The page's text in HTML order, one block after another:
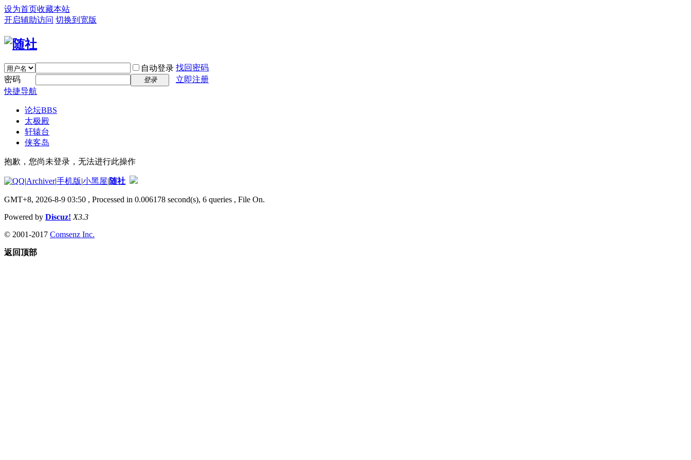
设为首页收藏本站
开启辅助访问 切换到宽版
自动登录 找回密码
密码
登录
立即注册
快捷导航
论坛BBS
太极殿
轩辕台
侠客岛
抱歉，您尚未登录，无法进行此操作
|Archiver|手机版|小黑屋|随社
GMT+8, 2026-8-9 03:50 , Processed in 0.006178 second(s), 6 queries , File On.
Powered by Discuz! X3.3
© 2001-2017 Comsenz Inc.
返回顶部